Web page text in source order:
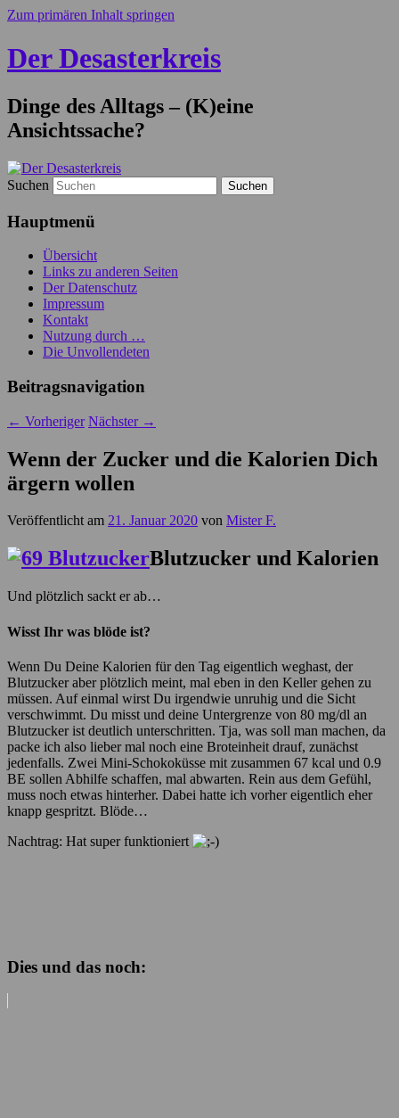
Zum primären Inhalt springen
Der Desasterkreis
Dinge des Alltags – (K)eine
Ansichtssache?
Suchen
Hauptmenü
Übersicht
Links zu anderen Seiten
Der Datenschutz
Impressum
Kontakt
Nutzung durch …
Die Unvollendeten
Beitragsnavigation
← Vorheriger Nächster →
Wenn der Zucker und die Kalorien Dich
ärgern wollen
Veröffentlicht am 21. Januar 2020 von Mister F.
Blutzucker und Kalorien
Und plötzlich sackt er ab…
Wisst Ihr was blöde ist?
Wenn Du Deine Kalorien für den Tag eigentlich weghast, der
Blutzucker aber plötzlich meint, mal eben in den Keller gehen zu
müssen. Auf einmal wirst Du irgendwie unruhig und die Sicht
verschwimmt. Du misst und deine Untergrenze von 80 mg/dl an
Blutzucker ist deutlich unterschritten. Tja, was soll man machen, da
packe ich also lieber mal noch eine Broteinheit drauf, zunächst
jedenfalls. Zwei Mini-Schokoküsse mit zusammen 67 kcal und 0.9
BE sollen Abhilfe schaffen, mal abwarten. Rein aus dem Gefühl,
muss noch etwas hinterher. Dabei hatte ich vorher eigentlich eher
knapp gespritzt. Blöde…
Nachtrag: Hat super funktioniert
Dies und das noch: